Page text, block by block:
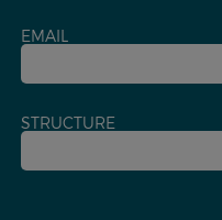
EMAIL
STRUCTURE